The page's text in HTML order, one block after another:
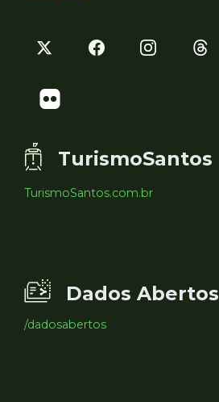
TurismoSantos
TurismoSantos.com.br
Dados Abertos
/dadosabertos